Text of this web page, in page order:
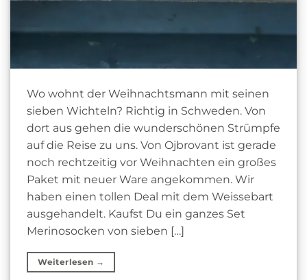
Wo wohnt der Weihnachtsmann mit seinen
sieben Wichteln? Richtig in Schweden. Von
dort aus gehen die wunderschönen Strümpfe
auf die Reise zu uns. Von Ojbrovant ist gerade
noch rechtzeitig vor Weihnachten ein großes
Paket mit neuer Ware angekommen. Wir
haben einen tollen Deal mit dem Weissebart
ausgehandelt. Kaufst Du ein ganzes Set
Merinosocken von sieben […]
Weiterlesen →